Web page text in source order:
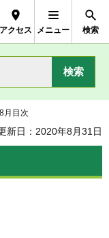
アクセス メニュー 検索
月目次
新日：2020年8月31日